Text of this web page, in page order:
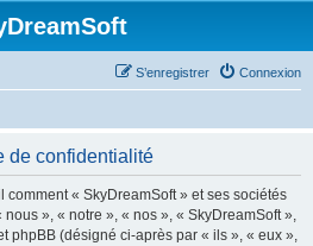
Connexion
S’enregistrer
de confidentialité
« SkyDreamSoft » et ses sociétés
», « notre », « nos », « SkyDreamSoft »,
phpBB (désigné ci-après par « ils », « eux »,